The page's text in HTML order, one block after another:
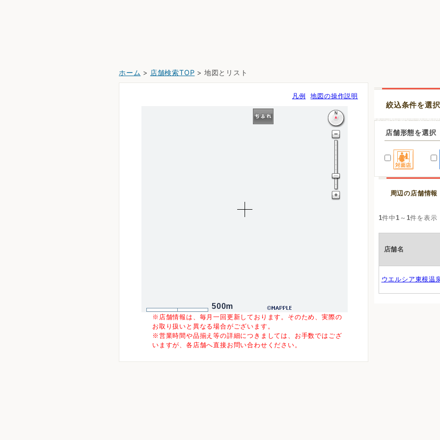
ホーム > 店舗検索TOP > 地図とリスト
凡例 地図の操作説明
500m
※店舗情報は、毎月一回更新しております。そのため、実際の
お取り扱いと異なる場合がございます。
※営業時間や品揃え等の詳細につきましては、お手数ではござ
いますが、各店舗へ直接お問い合わせください。
絞込条件を選
店舗形態を選択
周辺の店舗情報
1件中 1 ～ 1件を表示
店舗名
ウエルシア東根温